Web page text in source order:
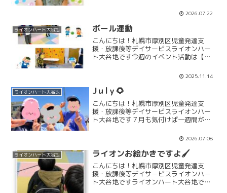
イベント【言葉をみつけよう】のほか
に、誕生日会も行いました🎉みんなでお
祝いをした後は、主役のお友だ...
2026.07.22
ライオンハート大谷地 ボール運動
こんにちは！札幌市厚別区児童発達支
援・放課後等デイサービスライオンハー
ト大谷地です今週のイベント活動は【ボ
内での戦略やコミュニケーションを意識
しながら、ドッチボールやボール相撲な
どに取り組んでいますよ♪昨...
2025.11.14
ライオンハート大谷地 Jｕlｙ🌻
こんにちは！札幌市厚別区児童発達支
援・放課後等デイサービスライオンハー
ト大谷地です７月も気付けば一週間が経
き、みんなも元気いっぱいに過ごしてま
す♪さて！今月もさまざまなイベントに取
り組んでいきますよ🔥先週...
2026.07.08
ライオンハート大谷地 ライオンお絵かきですよ🖌
こんにちは！札幌市厚別区児童発達支
援・放課後等デイサービスライオンハー
ト大谷地ですライオンハート大谷地で